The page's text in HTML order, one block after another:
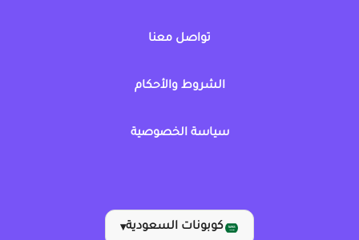
تواصل معنا
الشروط والأحكام
سياسة الخصوصية
كوبونات السعودية▾